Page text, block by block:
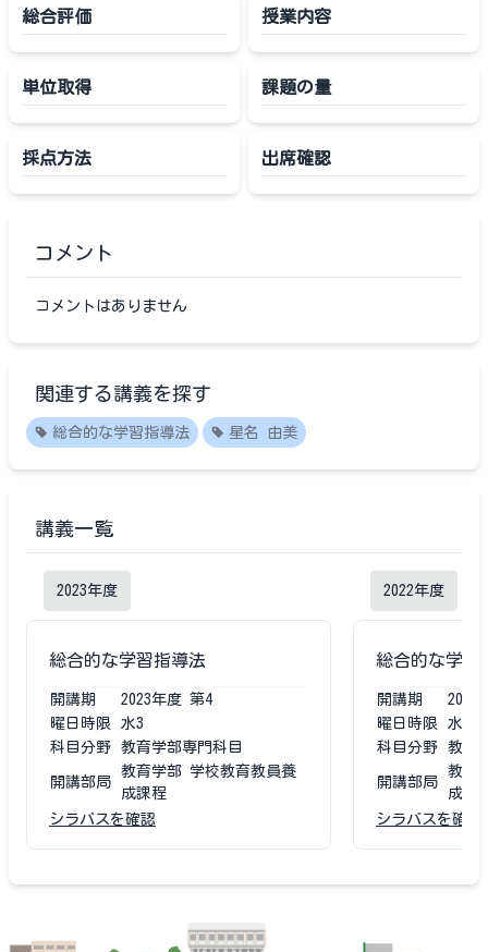
総合評価 授業内容
単位取得 課題の量
採点方法 出席確認
コメント
コメントはありません
関連する講義を探す
総合的な学習指導法 星名 由美
講義一覧
2023年度
総合的な学習指導法
開講期 2023年度 第4
曜日時限
水3
科目分野
教育学部専門科目
開講部局
教育学部 学校教育教員養
成課程
シラバスを確認
2022年度
総合的な学習
開講期 2022
曜日時限
水3
科目分野
教育
開講部局
教育
成課
シラバスを確認